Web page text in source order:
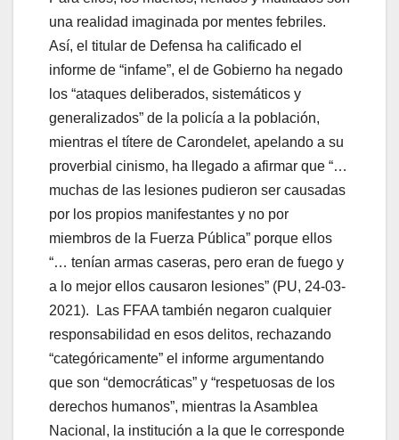
una realidad imaginada por mentes febriles.
Así, el titular de Defensa ha calificado el
informe de “infame”, el de Gobierno ha negado
los “ataques deliberados, sistemáticos y
generalizados” de la policía a la población,
mientras el títere de Carondelet, apelando a su
proverbial cinismo, ha llegado a afirmar que “…
muchas de las lesiones pudieron ser causadas
por los propios manifestantes y no por
miembros de la Fuerza Pública” porque ellos
“… tenían armas caseras, pero eran de fuego y
a lo mejor ellos causaron lesiones” (PU, 24-03-
2021). Las FFAA también negaron cualquier
responsabilidad en esos delitos, rechazando
“categóricamente” el informe argumentando
que son “democráticas” y “respetuosas de los
derechos humanos”, mientras la Asamblea
Nacional, la institución a la que le corresponde